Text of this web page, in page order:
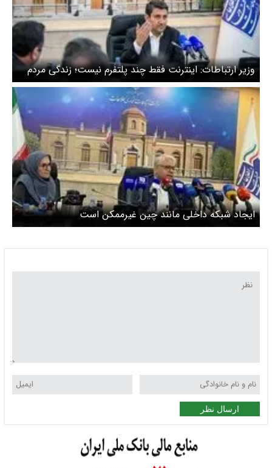
وزیر ارتباطات: اینترنت فقط چند پلتفرم نیست؛ زندگی مردم
به آن گره خورده است
ایجاد شبکه داخلی مانند چین غیرممکن است
ارسال نظر